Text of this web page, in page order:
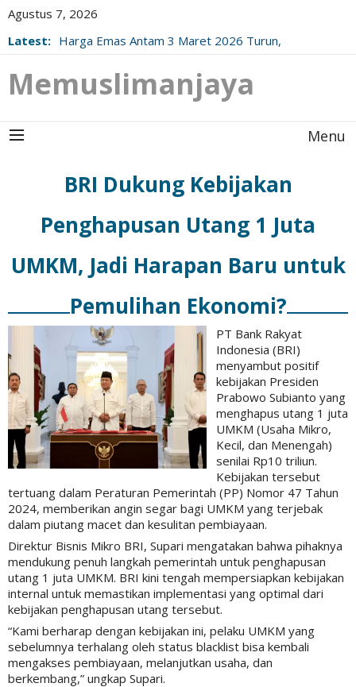
Agustus 7, 2026
Latest: Harga Emas Antam 3 Maret 2026 Turun,
Memuslimanjaya
Menu
BRI Dukung Kebijakan
Penghapusan Utang 1 Juta
UMKM, Jadi Harapan Baru untuk
Pemulihan Ekonomi?
PT Bank Rakyat
Indonesia (BRI)
menyambut positif
kebijakan Presiden
Prabowo Subianto yang
menghapus utang 1 juta
UMKM (Usaha Mikro,
Kecil, dan Menengah)
senilai Rp10 triliun.
Kebijakan tersebut
tertuang dalam Peraturan Pemerintah (PP) Nomor 47 Tahun
2024, memberikan angin segar bagi UMKM yang terjebak
dalam piutang macet dan kesulitan pembiayaan.
Direktur Bisnis Mikro BRI, Supari mengatakan bahwa pihaknya
mendukung penuh langkah pemerintah untuk penghapusan
utang 1 juta UMKM. BRI kini tengah mempersiapkan kebijakan
internal untuk memastikan implementasi yang optimal dari
kebijakan penghapusan utang tersebut.
“Kami berharap dengan kebijakan ini, pelaku UMKM yang
sebelumnya terhalang oleh status blacklist bisa kembali
mengakses pembiayaan, melanjutkan usaha, dan
berkembang,” ungkap Supari.